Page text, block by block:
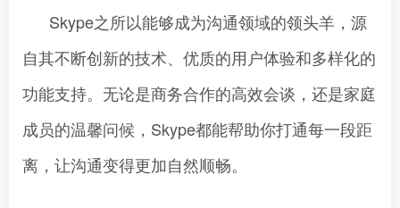
Skype之所以能够成为沟通领域的领头羊，源
自其不断创新的技术、优质的用户体验和多样化的
功能支持。无论是商务合作的高效会谈，还是家庭
成员的温馨问候，Skype都能帮助你打通每一段距
离，让沟通变得更加自然顺畅。